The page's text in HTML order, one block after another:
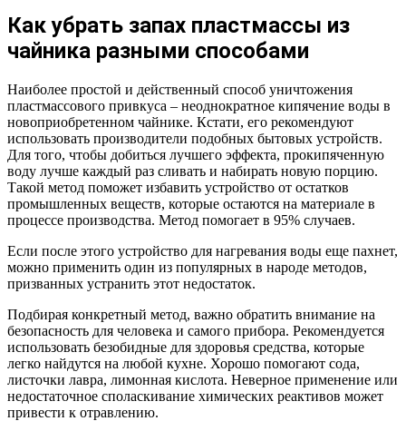
Как убрать запах пластмассы из
чайника разными способами
Наиболее простой и действенный способ уничтожения
пластмассового привкуса – неоднократное кипячение воды в
новоприобретенном чайнике. Кстати, его рекомендуют
использовать производители подобных бытовых устройств.
Для того, чтобы добиться лучшего эффекта, прокипяченную
воду лучше каждый раз сливать и набирать новую порцию.
Такой метод поможет избавить устройство от остатков
промышленных веществ, которые остаются на материале в
процессе производства. Метод помогает в 95% случаев.
Если после этого устройство для нагревания воды еще пахнет,
можно применить один из популярных в народе методов,
призванных устранить этот недостаток.
Подбирая конкретный метод, важно обратить внимание на
безопасность для человека и самого прибора. Рекомендуется
использовать безобидные для здоровья средства, которые
легко найдутся на любой кухне. Хорошо помогают сода,
листочки лавра, лимонная кислота. Неверное применение или
недостаточное споласкивание химических реактивов может
привести к отравлению.